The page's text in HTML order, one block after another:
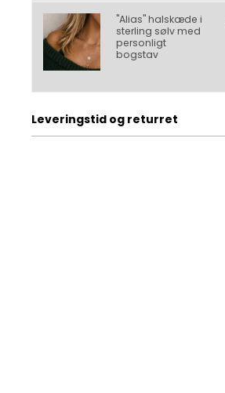
"Alias" halskæde i
sterling sølv med
personligt
bogstav
Leveringstid og returret